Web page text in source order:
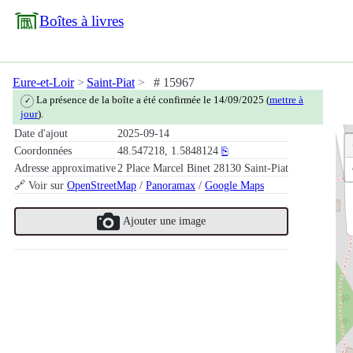
Boîtes à livres
Eure-et-Loir Saint-Piat # 15967
✓ La présence de la boîte a été confirmée le 14/09/2025 (mettre à
jour).
Date d'ajout
2025-09-14
Coordonnées
48.547218, 1.5848124 ⎘
Adresse approximative2 Place Marcel Binet 28130 Saint-Piat
🔗 Voir sur OpenStreetMap / Panoramax / Google Maps
Ajouter une image